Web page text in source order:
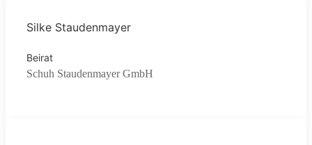
Silke Staudenmayer
Beirat
Schuh Staudenmayer GmbH